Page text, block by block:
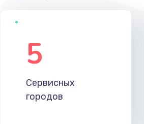
5
Сервисных
городов